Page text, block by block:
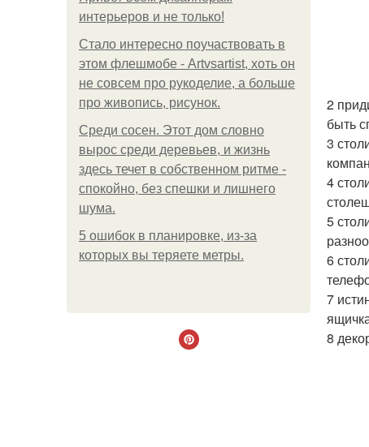
интерьеров и не только!
Стало интересно поучаствовать в
этом флешмобе - Artvsartist, хоть он
не совсем про рукоделие, а больше
про живопись, рисунок.
Среди сосен. Этот дом словно
вырос среди деревьев, и жизнь
здесь течет в собственном ритме -
спокойно, без спешки и лишнего
шума.
5 ошибок в планировке, из-за
которых вы теряете метры.
2
быть
3
4
5
6
7
8